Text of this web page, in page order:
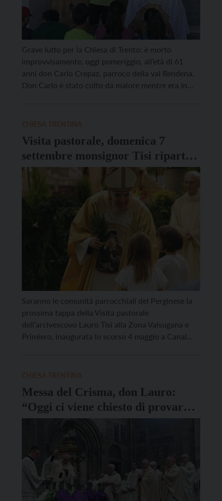
Grave lutto per la Chiesa di Trento: è morto
improvvisamente, oggi pomeriggio, all’età di 61
anni don Carlo Crepaz, parroco della val Rendena.
Don Carlo è stato colto da malore mentre era in
Visita pastorale, domenica 7
settembre monsignor Tisi riparte
dal Perginese
Saranno le comunità parrocchiali del Perginese la
prossima tappa della Visita pastorale
dell’arcivescovo Lauro Tisi alla Zona Valsugana e
Primiero, inaugurata lo scorso 4 maggio a Canal
Messa del Crisma, don Lauro:
“Oggi ci viene chiesto di provare a
ripartire da Dio”